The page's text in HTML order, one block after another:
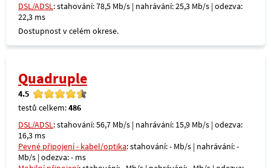
DSL/ADSL: stahování: 78,5 Mb/s | nahrávání: 25,3 Mb/s | odezva:
22,3 ms
Dostupnost v celém okrese.
Quadruple
4.5
testů celkem:486
DSL/ADSL: stahování: 56,7 Mb/s | nahrávání: 15,9 Mb/s | odezva:
16,3 ms
Pevné připojení - kabel/optika: stahování: - Mb/s | nahrávání: -
Mb/s | odezva: - ms